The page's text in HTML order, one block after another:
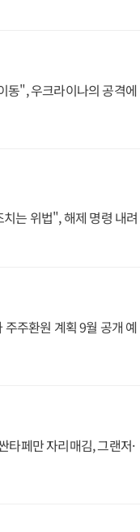
동", 우크라이나의 공격에
는 위법", 해제 명령 내려
주환원 계획 9월 공개 예
타페만 자리매김, 그랜저·